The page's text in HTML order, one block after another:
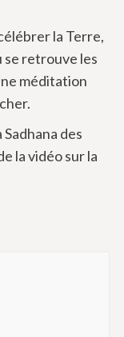
la Terre,
se retrouve les
méditation
des
la vidéo sur la